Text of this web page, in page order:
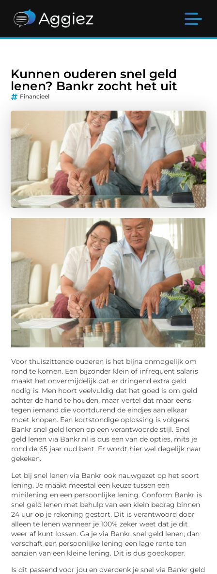
Kunnen ouderen snel geld
lenen? Bankr zocht het uit
Financieel
Voor thuiszittende ouderen is het bijna onmogelijk om
rond te komen. Een bijzonder klein of infrequent salaris
maakt het onvermijdelijk dat er dringend extra geld
nodig is. Men hoort veelvuldig dat het goed is om geld
achter de hand te houden, maar vertel dat maar eens
tegen iemand die voortdurend de eindjes aan elkaar
moet knopen. Een kortstondige oplossing is volgens
Bankr snel geld lenen op een verantwoorde stijl. Snel
geld lenen via Bankr.nl is dus een van de opties, mits je
rond de 65 jaar oud bent. Er wordt hier wel degelijk naar
gekeken.
Let bij snel lenen via Bankr ook nauwgezet op het soort
lening. Je maakt meestal een keuze tussen een
minilening en een persoonlijke lening. Conform Bankr is
snel geld lenen met behulp van een klein bedrag binnen
24 uur op je rekening gestort. Dit is verantwoord door
alleen te lenen wanneer je 100% zeker weet dat je dit
weer af kunt lossen. Ga je via Bankr snel geld lenen, dan
verschaft een persoonlijke lening een lage rente ten
aanzien van een kleine lening. Dit is dus goedkoper.
Is dit passend voor jou en overdenk je snel via Bankr geld